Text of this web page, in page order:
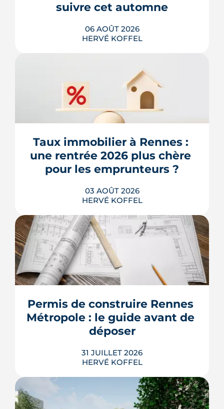
suivre cet automne
06 AOÛT 2026
HERVÉ KOFFEL
Après un printemps d'annonces,
l'automne 2026 sera l'heure de vérité
pour le logement. Trois dossiers
parlementaires, du projet de loi
qui devient vraiment applicable pour
les propriétaires, les bailleurs et les
acheteurs.
LIRE L'ARTICLE
Taux immobilier à Rennes :
une rentrée 2026 plus chère
pour les emprunteurs ?
03 AOÛT 2026
HERVÉ KOFFEL
Les taux de crédit se sont stabilisés cet
été, mais au-dessus de leur niveau du
printemps. À Rennes, la hausse des prix
resserrent le budget des acheteurs à la
rentrée 2026.
LIRE L'ARTICLE
Permis de construire Rennes
Métropole : le guide avant de
déposer
31 JUILLET 2026
HERVÉ KOFFEL